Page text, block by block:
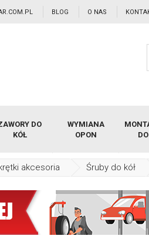
BLOG O NAS
DO
KÓŁ
WYMIANA
OPON
akcesoria Śruby do kół